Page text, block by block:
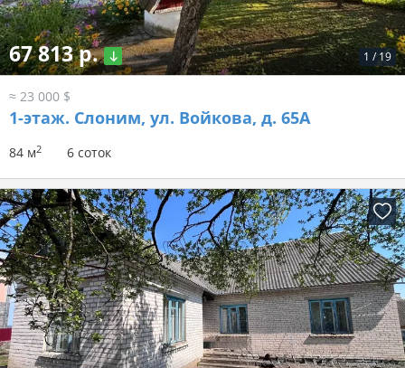
1 / 19
67 813 р.
≈ 23 000 $
1-этаж. Слоним, ул. Войкова, д. 65А
84 м2 6 соток